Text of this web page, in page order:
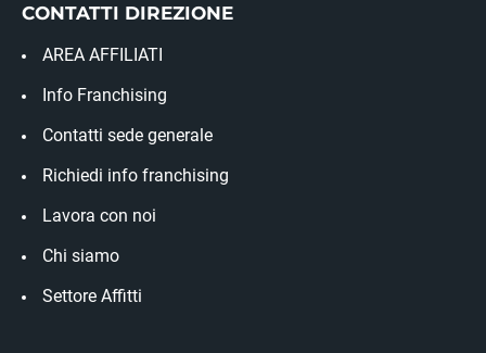
CONTATTI DIREZIONE
AREA AFFILIATI
Info Franchising
Contatti sede generale
Richiedi info franchising
Lavora con noi
Chi siamo
Settore Affitti